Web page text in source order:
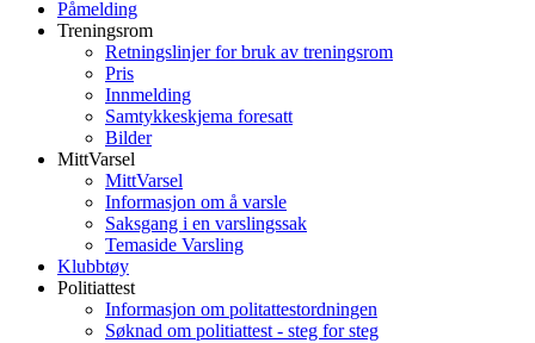
Påmelding
Treningsrom
Retningslinjer for bruk av treningsrom
Pris
Innmelding
Samtykkeskjema foresatt
Bilder
MittVarsel
MittVarsel
Informasjon om å varsle
Saksgang i en varslingssak
Temaside Varsling
Klubbtøy
Politiattest
Informasjon om politattestordningen
Søknad om politiattest - steg for steg